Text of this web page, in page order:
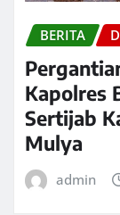
BERITA
Kapolres
Sertijab
Mulya
admin